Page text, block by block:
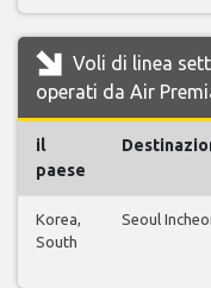
Voli di linea
operati da Air
il
paese
Korea,
South
Seoul